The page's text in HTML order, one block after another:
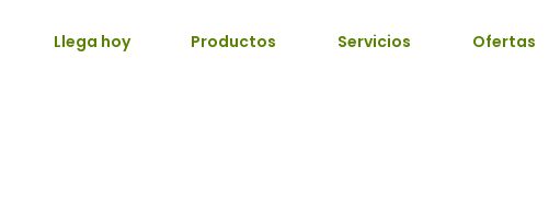
Llega hoy Productos Servicios Ofertas